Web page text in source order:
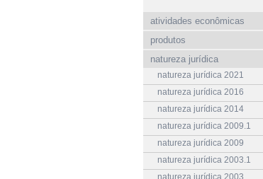
atividades econômicas
produtos
natureza jurídica
natureza jurídica 2021
natureza jurídica 2016
natureza jurídica 2014
natureza jurídica 2009.1
natureza jurídica 2009
natureza jurídica 2003.1
natureza jurídica 2003